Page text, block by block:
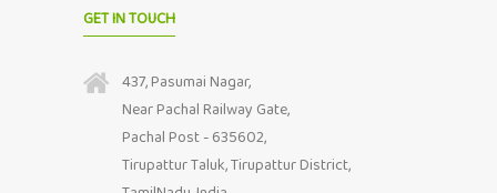
GET IN TOUCH
437, Pasumai Nagar,
Near Pachal Railway Gate,
Pachal Post - 635602,
Tirupattur Taluk, Tirupattur District,